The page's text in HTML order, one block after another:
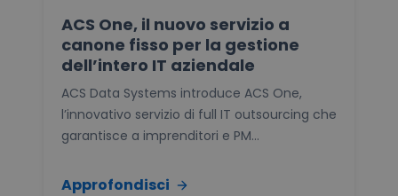
ACS One, il nuovo servizio a
canone fisso per la gestione
dell’intero IT aziendale
ACS Data Systems introduce ACS One,
l’innovativo servizio di full IT outsourcing che
garantisce a imprenditori e PM...
Approfondisci